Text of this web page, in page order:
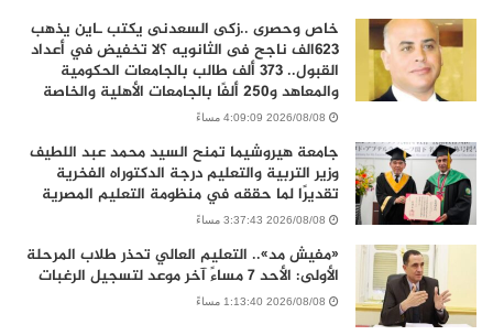
خاص وحصرى ..زكى السعدنى يكتب ـاين يذهب
٦٢٣الف ناجح فى الثانويه ؟لا تخفيض في أعداد
القبول.. 373 ألف طالب بالجامعات الحكومية
والمعاهد و250 ألفًا بالجامعات الأهلية والخاصة
2026/08/08 4:09:09 مساءً
جامعة هيروشيما تمنح السيد محمد عبد اللطيف
وزير التربية والتعليم درجة الدكتوراه الفخرية
تقديرًا لما حققه في منظومة التعليم المصرية
2026/08/08 3:37:43 مساءً
«مفيش مد».. التعليم العالي تحذر طلاب المرحلة
الأولى: الأحد 7 مساءً آخر موعد لتسجيل الرغبات
2026/08/08 1:13:40 مساءً